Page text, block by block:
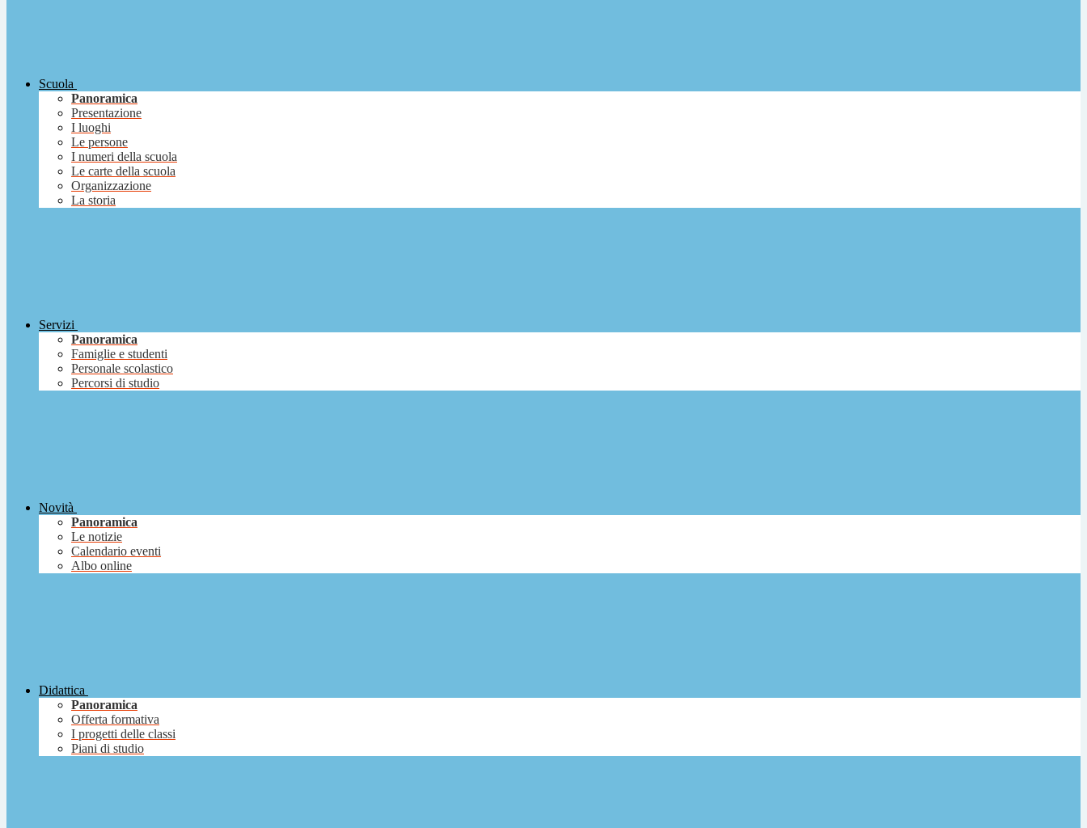
Scuola
Panoramica
Presentazione
I luoghi
Le persone
I numeri della scuola
Le carte della scuola
Organizzazione
La storia
Servizi
Panoramica
Famiglie e studenti
Personale scolastico
Percorsi di studio
Novità
Panoramica
Le notizie
Calendario eventi
Albo online
Didattica
Panoramica
Offerta formativa
I progetti delle classi
Piani di studio